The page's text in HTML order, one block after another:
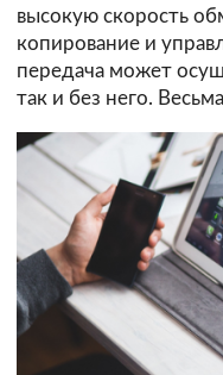
высокую скорость
копирование и
передача может
так и без него.